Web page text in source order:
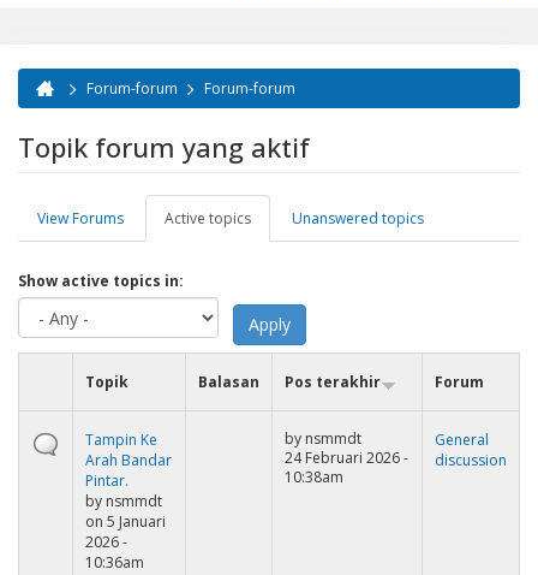
Anda di sini
Forum-forum Forum-forum
Topik forum yang aktif
Tab-tab utama
View Forums Active topics
aktif)
Unanswered topics
Show active topics in:
Topik Balasan Pos terakhir Forum
Tampin Ke
Arah Bandar
Pintar.
by nsmmdt
on 5 Januari
2026 -
10:36am
by nsmmdt
24 Februari 2026 -
10:38am
General
discussion